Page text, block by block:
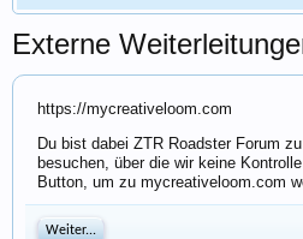
Externe
https://mycreativeloom.com
Du bist dabei ZTR Roadster Forum
besuchen, über die wir keine
Button, um zu mycreativeloom.com
Weiter...